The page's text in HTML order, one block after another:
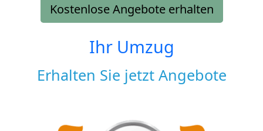
Kostenlose Angebote erhalten
Ihr Umzug
Erhalten Sie jetzt Angebote